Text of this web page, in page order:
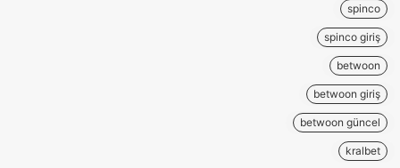
spinco
spinco giriş
betwoon
betwoon giriş
betwoon güncel
kralbet